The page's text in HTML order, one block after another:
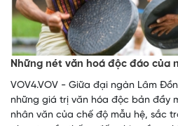
Những nét văn hoá độc đáo của
VOV4.VOV - Giữa đại ngàn Lâm
những giá trị văn hóa độc bản đầy
nhân văn của chế độ mẫu hệ, sắc